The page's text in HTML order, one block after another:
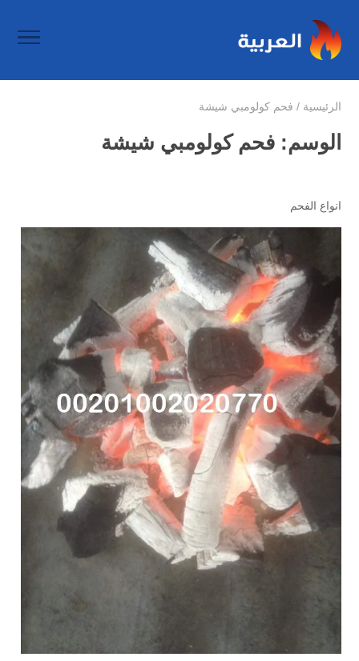
الرئيسية / فحم كولومبي شيشة
الوسم: فحم كولومبي شيشة
انواع الفحم